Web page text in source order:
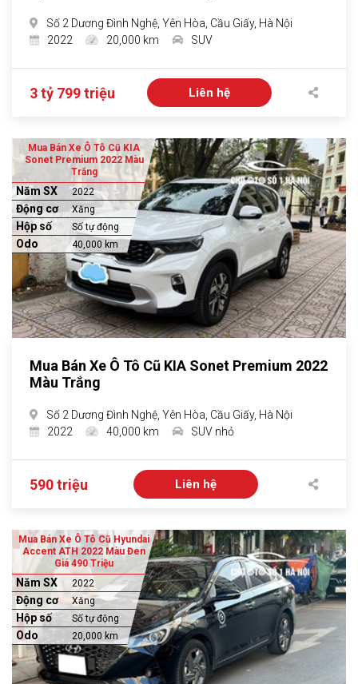
Số 2 Dương Đình Nghệ, Yên Hòa, Cầu Giấy, Hà Nội
2022
20,000 km SUV
3 tỷ 799 triệu Liên hệ
Mua Bán Xe Ô Tô Cũ KIA
Sonet Premium 2022 Màu
Trắng
Năm SX 2022
Động cơ Xăng
Hộp số Số tự động
Odo 40,000 km
Mua Bán Xe Ô Tô Cũ KIA Sonet Premium 2022
Màu Trắng
Số 2 Dương Đình Nghệ, Yên Hòa, Cầu Giấy, Hà Nội
2022
40,000 km SUV nhỏ
590 triệu Liên hệ
Mua Bán Xe Ô Tô Cũ Hyundai
Accent ATH 2022 Màu Đen
Giá 490 Triệu
Năm SX 2022
Động cơ Xăng
Hộp số Số tự động
Odo 20,000 km